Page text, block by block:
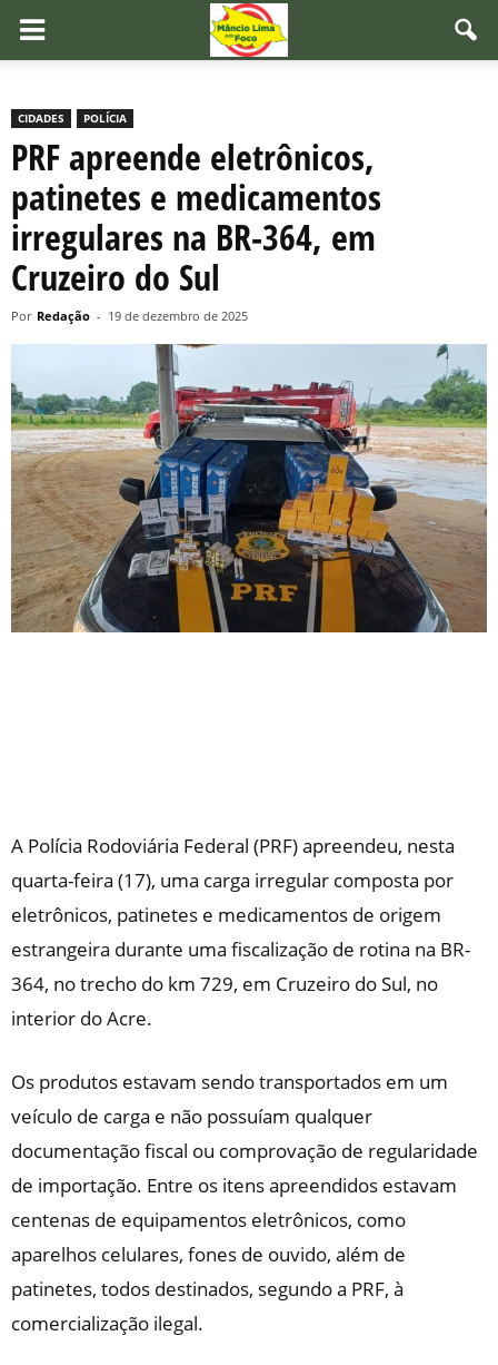
CIDADES POLÍCIA
PRF apreende eletrônicos,
patinetes e medicamentos
irregulares na BR-364, em
Cruzeiro do Sul
Por Redação - 19 de dezembro de 2025
A Polícia Rodoviária Federal (PRF) apreendeu, nesta
quarta-feira (17), uma carga irregular composta por
eletrônicos, patinetes e medicamentos de origem
estrangeira durante uma fiscalização de rotina na BR-
364, no trecho do km 729, em Cruzeiro do Sul, no
interior do Acre.
Os produtos estavam sendo transportados em um
veículo de carga e não possuíam qualquer
documentação fiscal ou comprovação de regularidade
de importação. Entre os itens apreendidos estavam
centenas de equipamentos eletrônicos, como
aparelhos celulares, fones de ouvido, além de
patinetes, todos destinados, segundo a PRF, à
comercialização ilegal.